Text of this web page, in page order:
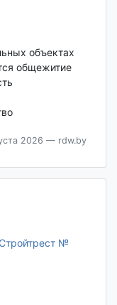
объектах
общежитие
2026 — rdw.by
№